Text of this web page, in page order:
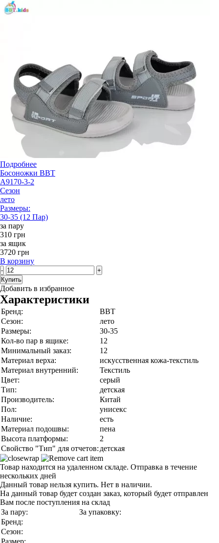
Подробнее
Босоножки BBT
A9170-3-2
Сезон
лето
Размеры:
30-35 (12 Пар)
за пару
310 грн
за ящик
3720 грн
В корзину
-
+
Купить
Добавить в избранное
Характеристики
Бренд:
BBT
Сезон:
лето
Размеры:
30-35
Кол-во пар в ящике:
12
Минимальный заказ:
12
Материал верха:
искусственная кожа-текстиль
Материал внутренний:
Текстиль
Цвет:
серый
Тип:
детская
Производитель:
Китай
Пол:
унисекс
Наличие:
есть
Материал подошвы:
пена
Высота платформы:
2
Свойство "Тип" для отчетов: детская
Товар находится на удаленном складе. Отправка в течение
нескольких дней
Данный товар нельзя купить. Нет в наличии.
На данный товар будет создан заказ, который будет отправлен
Вам после поступления на склад
За пару:
За упаковку:
Бренд:
Сезон:
Размер: